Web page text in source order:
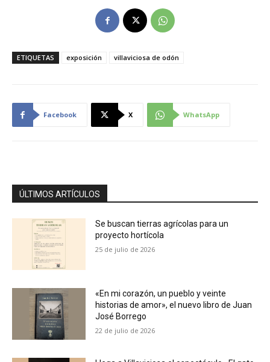
ETIQUETAS exposición villaviciosa de odón
Facebook X WhatsApp
ÚLTIMOS ARTÍCULOS
Se buscan tierras agrícolas para un
proyecto hortícola
25 de julio de 2026
«En mi corazón, un pueblo y veinte
historias de amor», el nuevo libro de Juan
José Borrego
22 de julio de 2026